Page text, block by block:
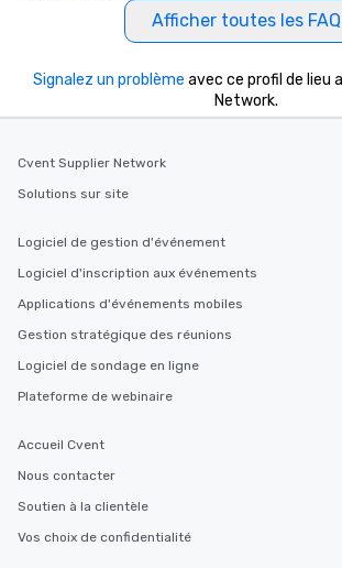
Afficher toutes les FAQ
Signalez un problème avec ce profil de lieu
Network.
Cvent Supplier Network
Solutions sur site
Logiciel de gestion d'événement
Logiciel d'inscription aux événements
Applications d'événements mobiles
Gestion stratégique des réunions
Logiciel de sondage en ligne
Plateforme de webinaire
Accueil Cvent
Nous contacter
Soutien à la clientèle
Vos choix de confidentialité